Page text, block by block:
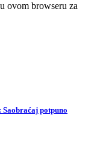
ovom browseru za
potpuno